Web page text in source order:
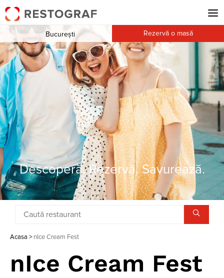
Descoperă. Rezervă. Savurează.
București Rezervă o masă
Acasa > nIce Cream Fest
nIce Cream Fest